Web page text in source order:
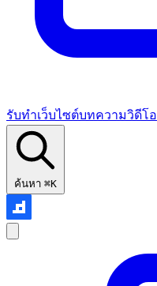
รับทำเว็บไซต์บทความวิดีโอ
ค้นหา ⌘K